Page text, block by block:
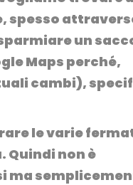
spesso
un
Maps perché,
cambi),
le varie
Quindi non è
ma